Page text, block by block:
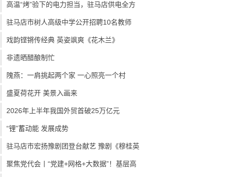
高温“烤”验下的电力担当，驻马店供电全方
驻马店市树人高级中学公开招聘10名教师
戏韵铿锵传经典 英姿飒爽《花木兰》
非遗晒醋酿制忙
隗燕：一肩挑起两个家 一心照亮一个村
盛夏荷花开 美景入画来
2026年上半年我国外贸首破25万亿元
“锂”蓄动能 发展成势
驻马店市宏扬豫剧团登台献艺 豫剧《穆桂英
聚焦党代会丨“党建+网格+大数据”！基层高